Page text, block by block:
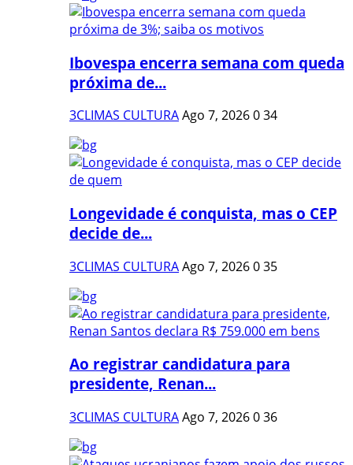
Ibovespa encerra semana com queda
próxima de...
3CLIMAS CULTURAAgo 7, 2026034
Longevidade é conquista, mas o CEP
decide de...
3CLIMAS CULTURAAgo 7, 2026035
Ao registrar candidatura para
presidente, Renan...
3CLIMAS CULTURAAgo 7, 2026036